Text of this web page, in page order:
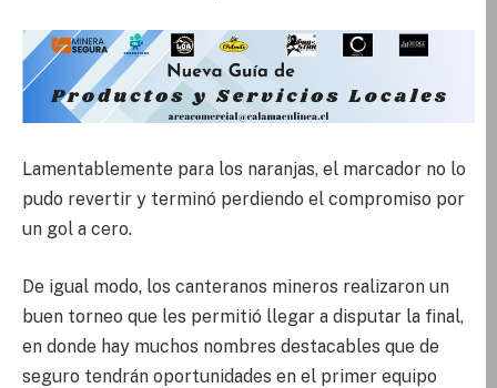
Lamentablemente para los naranjas, el marcador no lo
pudo revertir y terminó perdiendo el compromiso por
un gol a cero.
De igual modo, los canteranos mineros realizaron un
buen torneo que les permitió llegar a disputar la final,
en donde hay muchos nombres destacables que de
seguro tendrán oportunidades en el primer equipo